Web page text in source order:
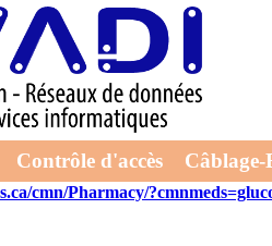
Contrôle d'accès Câblage-
original 25mg ohne rezept bestellt
Haltbarkeit. Die
Besucherordnung teils viel
cmn/Pharmacy/